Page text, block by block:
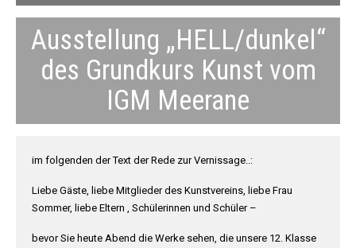
Ausstellung „HELL/dunkel“
des Grundkurs Kunst vom
IGM Meerane
im folgenden der Text der Rede zur Vernissage..:
Liebe Gäste, liebe Mitglieder des Kunstvereins, liebe Frau
Sommer, liebe Eltern , Schülerinnen und Schüler –
bevor Sie heute Abend die Werke sehen, die unsere 12. Klasse